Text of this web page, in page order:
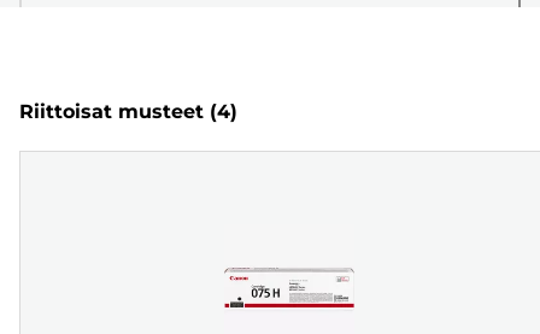
Riittoisat musteet (4)